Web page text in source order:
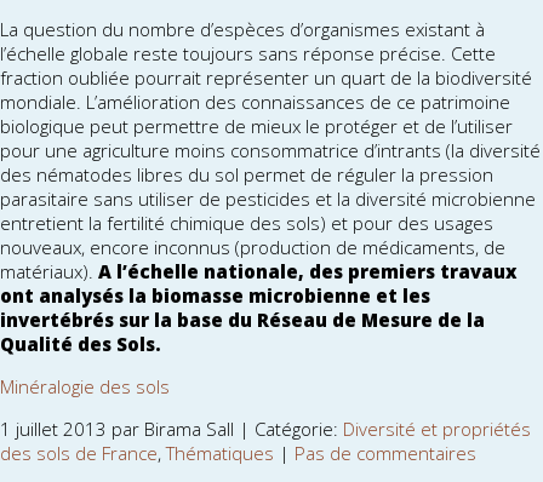
La question du nombre d’espèces d’organismes existant à
l’échelle globale reste toujours sans réponse précise. Cette
fraction oubliée pourrait représenter un quart de la biodiversité
mondiale. L’amélioration des connaissances de ce patrimoine
biologique peut permettre de mieux le protéger et de l’utiliser
pour une agriculture moins consommatrice d’intrants (la diversité
des nématodes libres du sol permet de réguler la pression
parasitaire sans utiliser de pesticides et la diversité microbienne
entretient la fertilité chimique des sols) et pour des usages
nouveaux, encore inconnus (production de médicaments, de
matériaux). A l’échelle nationale, des premiers travaux
ont analysés la biomasse microbienne et les
invertébrés sur la base du Réseau de Mesure de la
Qualité des Sols.
Minéralogie des sols
1 juillet 2013 par Birama Sall | Catégorie: Diversité et propriétés
des sols de France,Thématiques | Pas de commentaires